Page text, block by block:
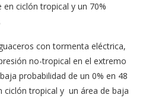
ciclón tropical y un 70%
con tormenta eléctrica,
no-tropical en el extremo
probabilidad de un 0% en 48
ciclón tropical y un área de baja